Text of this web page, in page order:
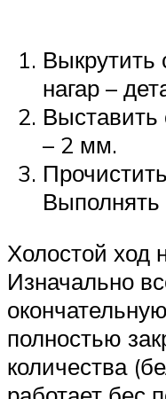
Выкрутить
нагар –
Выставить
– 2 мм.
Выполнять
Холостой ход
Изначально
полностью
количества